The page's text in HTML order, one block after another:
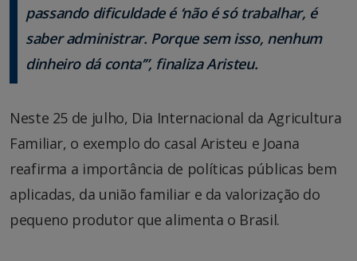
passando dificuldade é ‘não é só trabalhar, é
saber administrar. Porque sem isso, nenhum
dinheiro dá conta’”, finaliza Aristeu.
Neste 25 de julho, Dia Internacional da Agricultura
Familiar, o exemplo do casal Aristeu e Joana
reafirma a importância de políticas públicas bem
aplicadas, da união familiar e da valorização do
pequeno produtor que alimenta o Brasil.